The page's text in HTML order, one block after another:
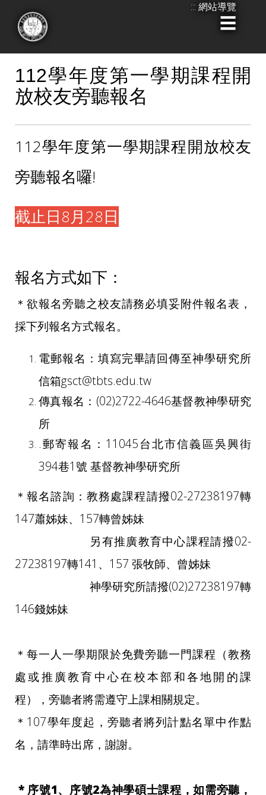
::: 網站導覽
112學年度第一學期課程開
放校友旁聽報名
112學年度第一學期課程開放校友
旁聽報名囉!
截止日8月28日
報名方式如下：
＊欲報名旁聽之校友請務必填妥附件報名表，
採下列報名方式報名。
電郵報名：填寫完畢請回傳至神學研究所
信箱gsct@tbts.edu.tw
傳真報名：(02)2722-4646基督教神學研究
所
.郵寄報名：11045台北市信義區吳興街
394巷1號 基督教神學研究所
＊報名諮詢：教務處課程請撥02-27238197轉
147蕭姊妹、157轉曾姊妹
另有推廣教育中心課程請撥02-
27238197轉141、157 張牧師、曾姊妹
神學研究所請撥(02)27238197轉
146錢姊妹
＊每一人一學期限於免費旁聽一門課程（教務
處或推廣教育中心在校本部和各地開的課
程），旁聽者將需遵守上課相關規定。
＊107學年度起，旁聽者將列計點名單中作點
名，請準時出席，謝謝。
* 序號1、序號2為神學碩士課程，如需旁聽，